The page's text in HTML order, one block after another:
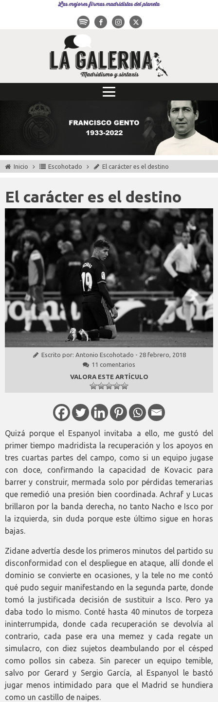
Las mejores firmas madridistas del planeta
Inicio Escohotado El carácter es el destino
El carácter es el destino
Escrito por: Antonio Escohotado - 28 febrero, 2018
11 comentarios
VALORA ESTE ARTÍCULO
Quizá porque el Espanyol invitaba a ello, me gustó del
primer tiempo madridista la recuperación y los apoyos en
tres cuartas partes del campo, como si un equipo jugase
con doce, confirmando la capacidad de Kovacic para
barrer y construir, mermada solo por pérdidas temerarias
que remedió una presión bien coordinada. Achraf y Lucas
brillaron por la banda derecha, no tanto Nacho e Isco por
la izquierda, sin duda porque este último sigue en horas
bajas.
Zidane advertía desde los primeros minutos del partido su
disconformidad con el despliegue en ataque, allí donde el
dominio se convierte en ocasiones, y la tele no me contó
qué pudo seguir manifestando en la segunda parte, donde
tomó la justificada decisión de sustituir a Isco. Pero ya
daba todo lo mismo. Conté hasta 40 minutos de torpeza
ininterrumpida, donde cada recuperación se devolvía al
contrario, cada pase era una memez y cada regate un
simulacro, con diez sujetos deambulando por el césped
como pollos sin cabeza. Sin parecer un equipo temible,
salvo por Gerard y Sergio García, al Espanyol le bastó
jugar menos intimidado para que el Madrid se hundiera
como un castillo de naipes.